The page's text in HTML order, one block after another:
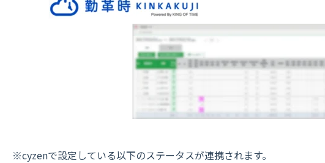
※cyzenで設定している以下のステータスが連携されます。